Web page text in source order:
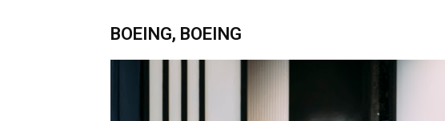
BOEING, BOEING